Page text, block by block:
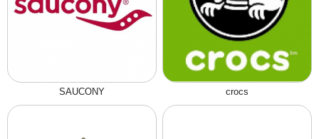
SAUCONY crocs